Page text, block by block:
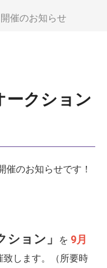
催のお知らせ
ークション
催のお知らせです！
ション」 を 9月
致します。（所要時